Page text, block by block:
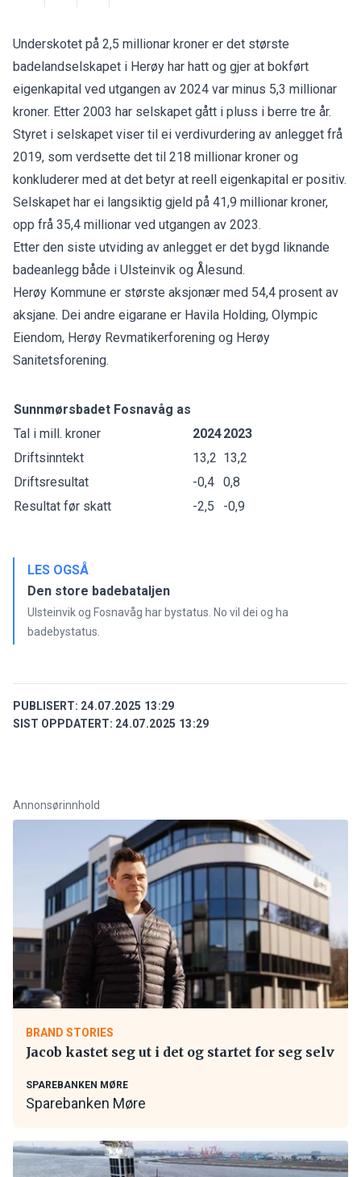
Underskotet på 2,5 millionar kroner er det største
badelandselskapet i Herøy har hatt og gjer at bokført
eigenkapital ved utgangen av 2024 var minus 5,3 millionar
kroner. Etter 2003 har selskapet gått i pluss i berre tre år.
Styret i selskapet viser til ei verdivurdering av anlegget frå
2019, som verdsette det til 218 millionar kroner og
konkluderer med at det betyr at reell eigenkapital er positiv.
Selskapet har ei langsiktig gjeld på 41,9 millionar kroner,
opp frå 35,4 millionar ved utgangen av 2023.
Etter den siste utviding av anlegget er det bygd liknande
badeanlegg både i Ulsteinvik og Ålesund.
Herøy Kommune er største aksjonær med 54,4 prosent av
aksjane. Dei andre eigarane er Havila Holding, Olympic
Eiendom, Herøy Revmatikerforening og Herøy
Sanitetsforening.
Sunnmørsbadet Fosnavåg as
Tal i mill. kroner
20242023
Driftsinntekt
13,2 13,2
Driftsresultat
-0,4 0,8
Resultat før skatt
-2,5 -0,9
LES OGSÅ
Den store badebataljen
Ulsteinvik og Fosnavåg har bystatus. No vil dei og ha
badebystatus.
PUBLISERT: 24.07.2025 13:29
SIST OPPDATERT: 24.07.2025 13:29
Annonsørinnhold
BRAND STORIES
Jacob kastet seg ut i det og startet for seg selv
SPAREBANKEN MØRE
Sparebanken Møre